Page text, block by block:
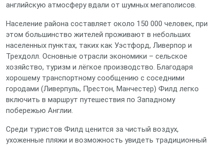
английскую атмосферу вдали от шумных мегаполисов.
Население района составляет около 150 000 человек, при
этом большинство жителей проживают в небольших
населенных пунктах, таких как Уэстфорд, Ливерпор и
Трехдолл. Основные отрасли экономики – сельское
хозяйство, туризм и лёгкое производство. Благодаря
хорошему транспортному сообщению с соседними
городами (Ливерпуль, Престон, Манчестер) Филд легко
включить в маршрут путешествия по Западному
побережью Англии.
Среди туристов Филд ценится за чистый воздух,
ухоженные пляжи и возможность увидеть традиционный